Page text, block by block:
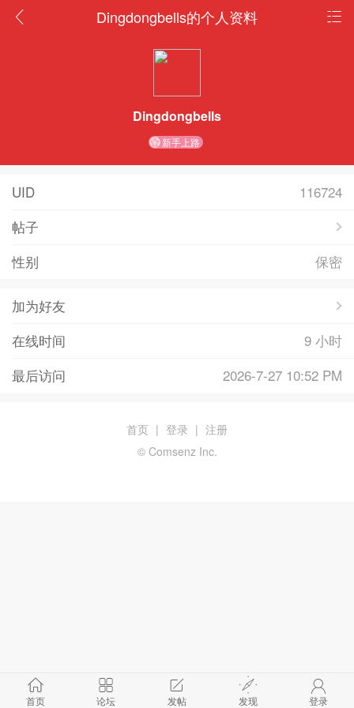
Dingdongbells的个人资料
Dingdongbells
新手上路
UID
116724
帖子
性别
保密
加为好友
在线时间
9 小时
最后访问
2026-7-27 10:52 PM
首页 论坛 发帖 发现 登录
首页 | 登录 | 注册
© Comsenz Inc.